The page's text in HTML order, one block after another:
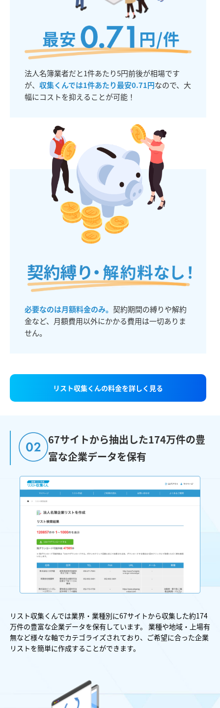
法人名簿業者だと1件あたり5円前後が相場です
が、 収集くんでは1件あたり最安0.71円なので、大
幅にコストを抑えることが可能！
必要なのは月額料金のみ。 契約期間の縛りや解約
金など、月額費用以外にかかる費用は一切ありま
せん。
リスト収集くんの料金を詳しく見る
67サイトから抽出した174万件の豊
富な企業データを保有
リスト収集くんでは業界・業種別に67サイトから収集した約174
万件の豊富な企業データを保有しています。 業種や地域・上場有
無など様々な軸でカテゴライズされており、ご希望に合った企業
リストを簡単に作成することができます。